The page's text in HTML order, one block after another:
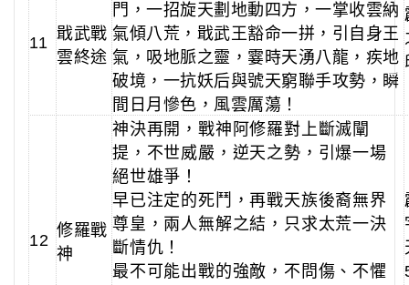
11 戢武戰
雲終途
門，一招旋天劃地動四方，一掌收雲納
氣傾八荒，戢武王豁命一拼，引自身王
氣，吸地脈之靈，霎時天湧八龍，疾地
破境，一抗妖后與號天窮聯手攻勢，瞬
間日月慘色，風雲厲蕩！
12
修羅戰
神
神決再開，戰神阿修羅對上斷滅闡
提，不世威嚴，逆天之勢，引爆一場
絕世雄爭！
早已注定的死鬥，再戰天族後裔無界
尊皇，兩人無解之結，只求太荒一決
斷情仇！
最不可能出戰的強敵，不問傷、不懼